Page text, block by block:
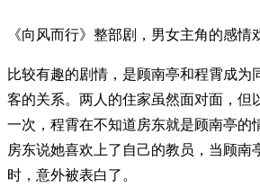
《向风而行》整部剧，男女主角的感情
比较有趣的剧情，是顾南亭和程霄成为
客的关系。两人的住家虽然面对面，但
一次，程霄在不知道房东就是顾南亭的
房东说她喜欢上了自己的教员，当顾南
时，意外被表白了。